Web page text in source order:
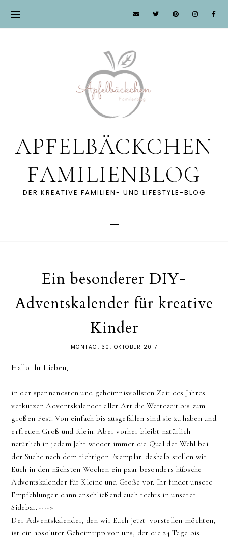
APFELBÄCKCHEN
FAMILIENBLOG
DER KREATIVE FAMILIEN- UND LIFESTYLE-BLOG
Ein besonderer DIY-
Adventskalender für kreative
Kinder
MONTAG, 30. OKTOBER 2017
Hallo Ihr Lieben,
in der spannendsten und geheimnisvollsten Zeit des Jahres
verkürzen Adventskalender aller Art die Wartezeit bis zum
großen Fest. Von einfach bis ausgefallen sind sie zu haben und
erfreuen Groß und Klein. Aber vorher bleibt natürlich
natürlich in jedem Jahr wieder immer die Qual der Wahl bei
der Suche nach dem richtigen Exemplar. deshalb stellen wir
Euch in den nächsten Wochen ein paar besonders hübsche
Adventskalender für Kleine und Große vor. Ihr findet unsere
Empfehlungen dann anschließend auch rechts in unserer
Sidebar. ---->
Der Adventskalender, den wir Euch jetzt vorstellen möchten,
ist ein absoluter Geheimtipp von uns, der die 24 Tage bis